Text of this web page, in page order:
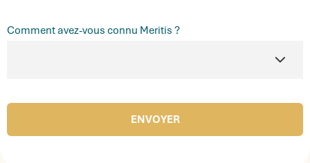
Comment avez-vous connu Meritis ?